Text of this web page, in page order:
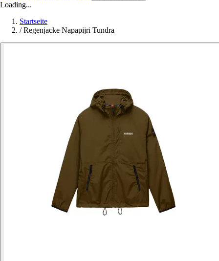
Loading...
Startseite
/ Regenjacke Napapijri Tundra